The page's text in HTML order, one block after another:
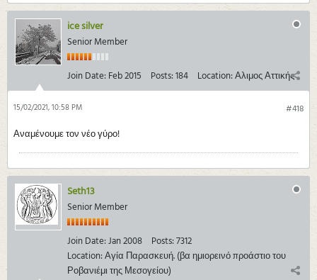
ice silver
Senior Member
Join Date: Feb 2015 Posts:184 Location:Αλιμος Αττικής
#418
15/02/2021, 10:58 PM
Αναμένουμε τον νέο γύρο!
Seth13
Senior Member
Join Date:Jan 2008 Posts:7312
Location:Αγία Παρασκευή. (βα ημιορεινό προάστιο του
Ροβανιέμι της Μεσογείου)